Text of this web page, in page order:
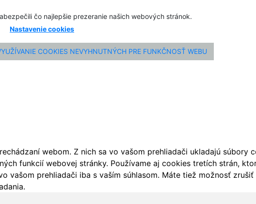
čo najlepšie prezeranie našich webových stránok.
Nastavenie cookies
COOKIES NEVYHNUTNÝCH PRE FUNKČNOSŤ WEBU
webom. Z nich sa vo vašom prehliadači ukladajú súbory
funkcií webovej stránky. Používame aj cookies tretích strán,
prehliadači iba s vaším súhlasom. Máte tiež možnosť